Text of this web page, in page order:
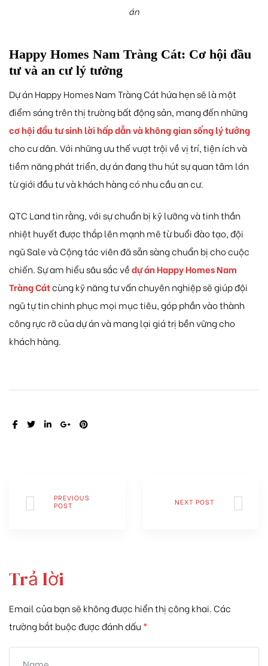
án
Happy Homes Nam Tràng Cát: Cơ hội đầu
tư và an cư lý tưởng
Dự án Happy Homes Nam Tràng Cát hứa hẹn sẽ là một
điểm sáng trên thị trường bất động sản, mang đến những
cơ hội đầu tư sinh lời hấp dẫn và không gian sống lý tưởng
cho cư dân. Với những ưu thế vượt trội về vị trí, tiện ích và
tiềm năng phát triển, dự án đang thu hút sự quan tâm lớn
từ giới đầu tư và khách hàng có nhu cầu an cư.
QTC Land tin rằng, với sự chuẩn bị kỹ lưỡng và tinh thần
nhiệt huyết được thắp lên mạnh mẽ từ buổi đào tạo, đội
ngũ Sale và Cộng tác viên đã sẵn sàng chuẩn bị cho cuộc
chiến. Sự am hiểu sâu sắc vềdự án Happy Homes Nam
Tràng Cátcùng kỹ năng tư vấn chuyên nghiệp sẽ giúp đội
ngũ tự tin chinh phục mọi mục tiêu, góp phần vào thành
công rực rỡ của dự án và mang lại giá trị bền vững cho
khách hàng.
SHARE:
PREVIOUS
POST
NEXT POST
Trả lời
Email của bạn sẽ không được hiển thị công khai. Các
trường bắt buộc được đánh dấu *